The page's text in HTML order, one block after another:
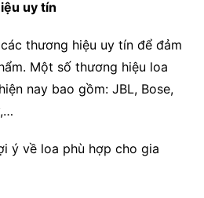
uy tín
thương hiệu uy tín để đảm
Một số thương hiệu loa
nay bao gồm: JBL, Bose,
ý về loa phù hợp cho gia